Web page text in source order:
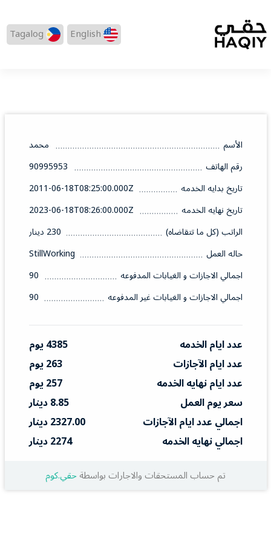
English
Tagalog
الأسم
محمد
رقم الهاتف
90995953
تاريخ بدايه الخدمه
2011-06-18T08:25:00.000Z
تاريخ نهايه الخدمه
2023-06-18T08:26:00.000Z
الراتب (كل ما تتقاضاه)
230 دينار
حاله العمل
StillWorking
اجمالي الاجازات و الغيابات المدفوعه
90
اجمالي الاجازات و الغيابات غير المدفوعه
90
عدد ايام الخدمه
4385 يوم
عدد ايام الآجازات
263 يوم
عدد ايام نهايه الخدمه
257 يوم
سعر يوم العمل
8.85 دينار
اجمالي عدد ايام الآجازات
2327.00 دينار
اجمالي نهايه الخدمه
2274 دينار
تم حساب المستحقات والاجارات بواسطةحقي.كوم